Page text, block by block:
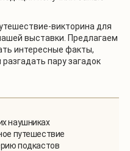
викторина для
выставки. Предлагаем
интересные факты,
пару загадок
наушниках
путешествие
подкастов